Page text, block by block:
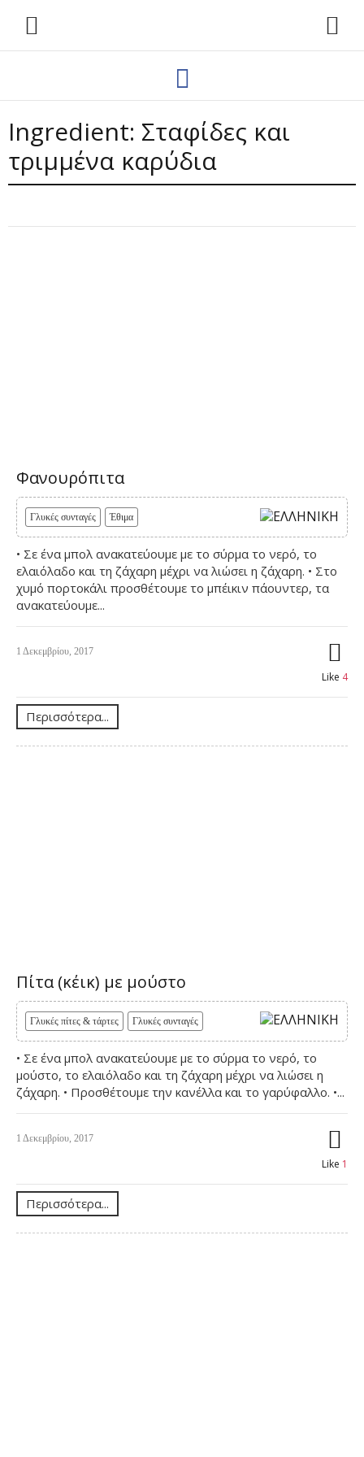
Ingredient: Σταφίδες και
τριμμένα καρύδια
Φανουρόπιτα
Γλυκές συνταγές Έθιμα
• Σε ένα μπολ ανακατεύουμε με το σύρμα το νερό, το
ελαιόλαδο και τη ζάχαρη μέχρι να λιώσει η ζάχαρη. • Στο
χυμό πορτοκάλι προσθέτουμε το μπέικιν πάουντερ, τα
ανακατεύουμε...
1 Δεκεμβρίου, 2017
Like 4
Περισσότερα...
Πίτα (κέικ) με μούστο
Γλυκές πίτες & τάρτες Γλυκές συνταγές
• Σε ένα μπολ ανακατεύουμε με το σύρμα το νερό, το
μούστο, το ελαιόλαδο και τη ζάχαρη μέχρι να λιώσει η
ζάχαρη. • Προσθέτουμε την κανέλλα και το γαρύφαλλο. •...
1 Δεκεμβρίου, 2017
Like 1
Περισσότερα...